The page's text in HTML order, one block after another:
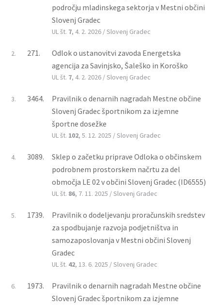
področju mladinskega sektorja v Mestni občini
Slovenj Gradec
UL št. 7, 4. 2. 2026 / Slovenj Gradec
2. 271.
Odlok o ustanovitvi zavoda Energetska
agencija za Savinjsko, Šaleško in Koroško
UL št. 7, 4. 2. 2026 / Slovenj Gradec
3. 3464.
Pravilnik o denarnih nagradah Mestne občine
Slovenj Gradec športnikom za izjemne
športne dosežke
UL št. 102, 5. 12. 2025 / Slovenj Gradec
4. 3089.
Sklep o začetku priprave Odloka o občinskem
podrobnem prostorskem načrtu za del
območja LE 02 v občini Slovenj Gradec (ID6555)
UL št. 86, 7. 11. 2025 / Slovenj Gradec
5. 1739.
Pravilnik o dodeljevanju proračunskih sredstev
za spodbujanje razvoja podjetništva in
samozaposlovanja v Mestni občini Slovenj
Gradec
UL št. 42, 13. 6. 2025 / Slovenj Gradec
6. 1973.
Pravilnik o denarnih nagradah Mestne občine
Slovenj Gradec športnikom za izjemne